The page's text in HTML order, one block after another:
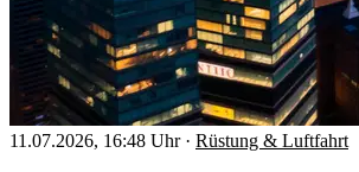
11.07.2026, 16:48 Uhr · Rüstung & Luftfahrt